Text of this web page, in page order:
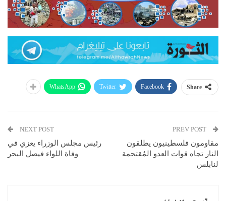
Share
Facebook
Twitter
WhatsApp
مقاومون فلسطينيون يطلقون
النار تجاه قوات العدو المُقتحمة
لنابلس
NEXT POST
رئيس مجلس الوزراء يعزي في
وفاة اللواء فيصل البحر